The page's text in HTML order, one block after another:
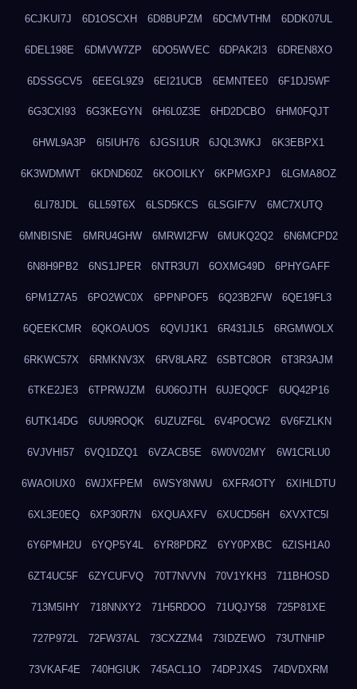
6CJKUI7J 6D1OSCXH 6D8BUPZM 6DCMVTHM 6DDK07UL
6DEL198E 6DMVW7ZP 6DO5WVEC 6DPAK2I3 6DREN8XO
6DSSGCV5 6EEGL9Z9 6EI21UCB 6EMNTEE0 6F1DJ5WF
6G3CXI93 6G3KEGYN 6H6L0Z3E 6HD2DCBO 6HM0FQJT
6HWL9A3P 6I5IUH76 6JGSI1UR 6JQL3WKJ 6K3EBPX1
6K3WDMWT 6KDND60Z 6KOOILKY 6KPMGXPJ 6LGMA8OZ
6LI78JDL 6LL59T6X 6LSD5KCS 6LSGIF7V 6MC7XUTQ
6MNBISNE 6MRU4GHW 6MRWI2FW 6MUKQ2Q2 6N6MCPD2
6N8H9PB2 6NS1JPER 6NTR3U7I 6OXMG49D 6PHYGAFF
6PM1Z7A5 6PO2WC0X 6PPNPOF5 6Q23B2FW 6QE19FL3
6QEEKCMR 6QKOAUOS 6QVIJ1K1 6R431JL5 6RGMWOLX
6RKWC57X 6RMKNV3X 6RV8LARZ 6SBTC8OR 6T3R3AJM
6TKE2JE3 6TPRWJZM 6U06OJTH 6UJEQ0CF 6UQ42P16
6UTK14DG 6UU9ROQK 6UZUZF6L 6V4POCW2 6V6FZLKN
6VJVHI57 6VQ1DZQ1 6VZACB5E 6W0V02MY 6W1CRLU0
6WAOIUX0 6WJXFPEM 6WSY8NWU 6XFR4OTY 6XIHLDTU
6XL3E0EQ 6XP30R7N 6XQUAXFV 6XUCD56H 6XVXTC5I
6Y6PMH2U 6YQP5Y4L 6YR8PDRZ 6YY0PXBC 6ZISH1A0
6ZT4UC5F 6ZYCUFVQ 70T7NVVN 70V1YKH3 711BHOSD
713M5IHY 718NNXY2 71H5RDOO 71UQJY58 725P81XE
727P972L 72FW37AL 73CXZZM4 73IDZEWO 73UTNHIP
73VKAF4E 740HGIUK 745ACL1O 74DPJX4S 74DVDXRM